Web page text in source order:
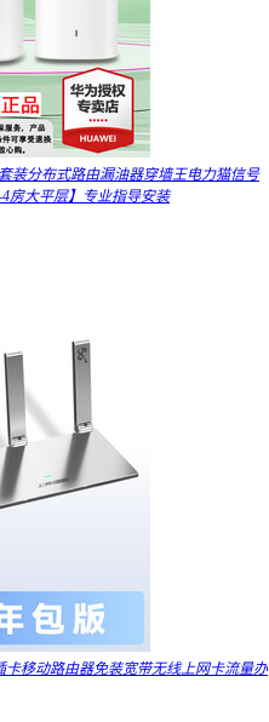
装分布式路由漏油器穿墙王电力猫信号
房大平层】专业指导安装
卡移动路由器免装宽带无线上网卡流量办